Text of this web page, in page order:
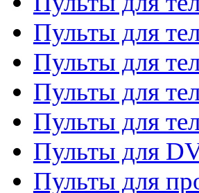
Пульты для
Пульты для
Пульты для
Пульты для
Пульты для
Пульты для